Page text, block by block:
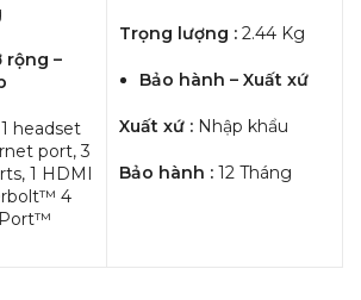
rộng –
1 headset
port, 3
1 HDMI
4
Trọng lượng : 2.44 Kg
Bảo hành – Xuất xứ
Xuất xứ : Nhập khẩu
Bảo hành : 12 Tháng